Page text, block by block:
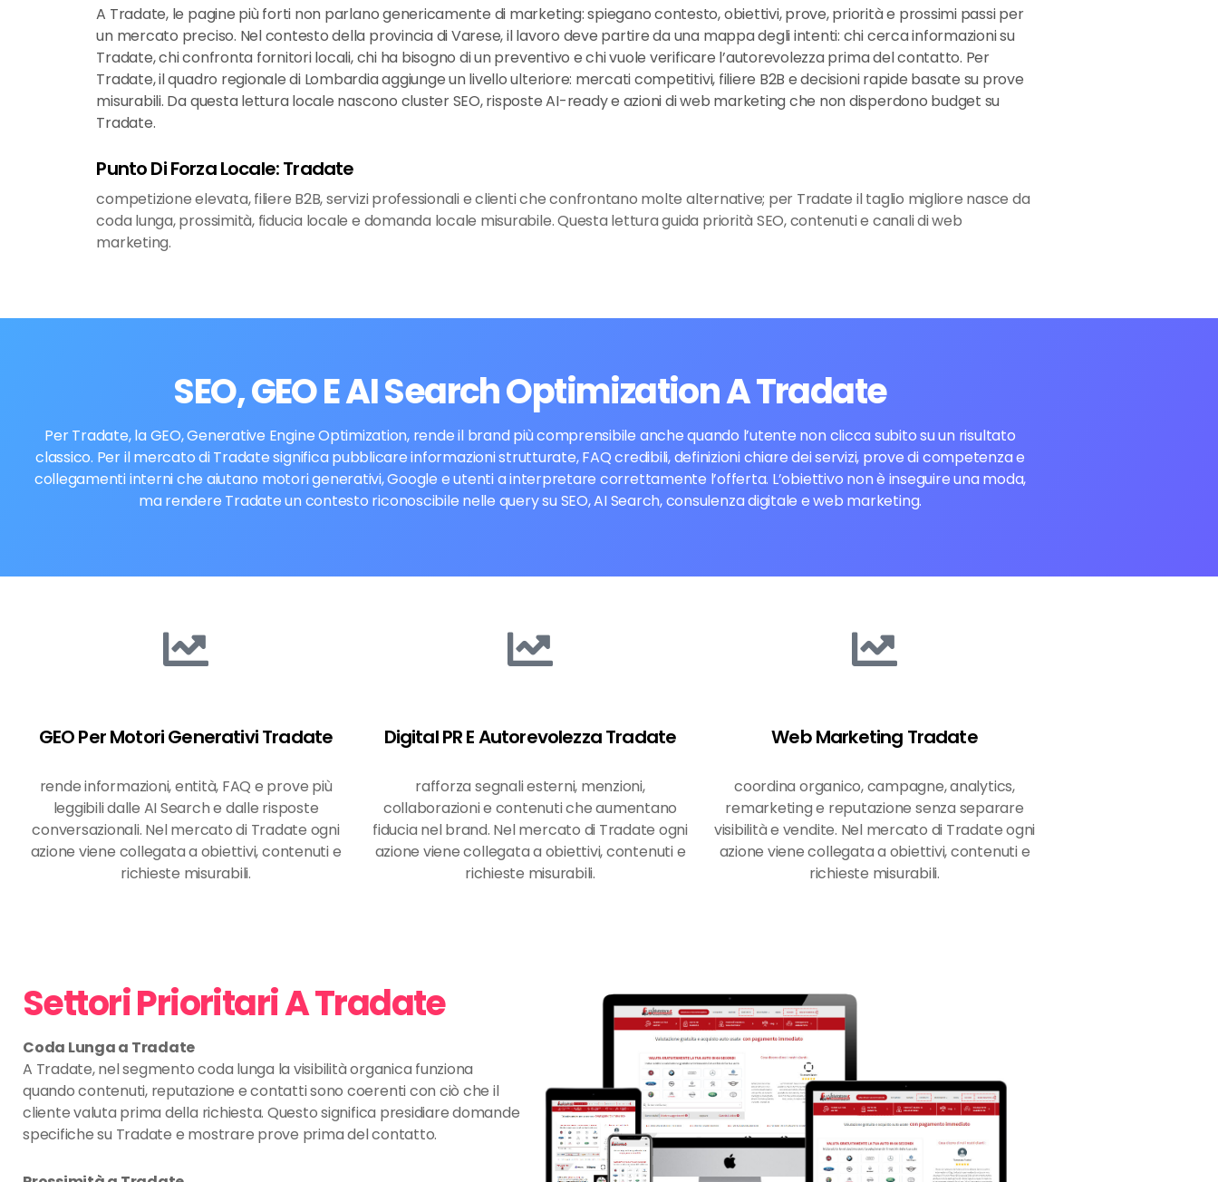
A Tradate, le pagine più forti non parlano genericamente di marketing: spiegano contesto, obiettivi, prove, priorità e prossimi passi per
un mercato preciso. Nel contesto della provincia di Varese, il lavoro deve partire da una mappa degli intenti: chi cerca informazioni su
Tradate, chi confronta fornitori locali, chi ha bisogno di un preventivo e chi vuole verificare l’autorevolezza prima del contatto. Per
Tradate, il quadro regionale di Lombardia aggiunge un livello ulteriore: mercati competitivi, filiere B2B e decisioni rapide basate su prove
misurabili. Da questa lettura locale nascono cluster SEO, risposte AI-ready e azioni di web marketing che non disperdono budget su
Tradate.
Punto Di Forza Locale: Tradate
competizione elevata, filiere B2B, servizi professionali e clienti che confrontano molte alternative; per Tradate il taglio migliore nasce da
coda lunga, prossimità, fiducia locale e domanda locale misurabile. Questa lettura guida priorità SEO, contenuti e canali di web
marketing.
SEO, GEO E AI Search Optimization A Tradate
Per Tradate, la GEO, Generative Engine Optimization, rende il brand più comprensibile anche quando l’utente non clicca subito su un risultato
classico. Per il mercato di Tradate significa pubblicare informazioni strutturate, FAQ credibili, definizioni chiare dei servizi, prove di competenza e
collegamenti interni che aiutano motori generativi, Google e utenti a interpretare correttamente l’offerta. L’obiettivo non è inseguire una moda,
ma rendere Tradate un contesto riconoscibile nelle query su SEO, AI Search, consulenza digitale e web marketing.
GEO Per Motori Generativi Tradate
rende informazioni, entità, FAQ e prove più
leggibili dalle AI Search e dalle risposte
conversazionali. Nel mercato di Tradate ogni
azione viene collegata a obiettivi, contenuti e
richieste misurabili.
Digital PR E Autorevolezza Tradate
rafforza segnali esterni, menzioni,
collaborazioni e contenuti che aumentano
fiducia nel brand. Nel mercato di Tradate ogni
azione viene collegata a obiettivi, contenuti e
richieste misurabili.
Web Marketing Tradate
coordina organico, campagne, analytics,
remarketing e reputazione senza separare
visibilità e vendite. Nel mercato di Tradate ogni
azione viene collegata a obiettivi, contenuti e
richieste misurabili.
Settori Prioritari A Tradate
Coda Lunga a Tradate
A Tradate, nel segmento coda lunga la visibilità organica funziona
quando contenuti, reputazione e contatti sono coerenti con ciò che il
cliente valuta prima della richiesta. Questo significa presidiare domande
specifiche su Tradate e mostrare prove prima del contatto.